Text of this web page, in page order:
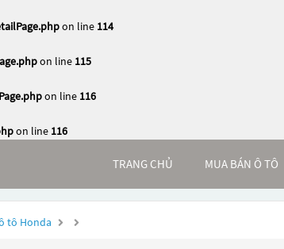
on line 114
on line 115
on line 116
on line 116
TRANG CHỦ MUA BÁN Ô TÔ
tô Honda